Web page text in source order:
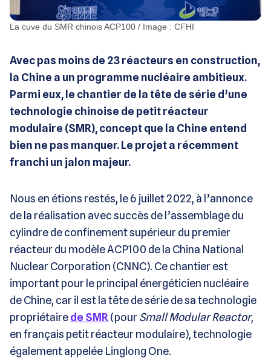
La cuve du SMR chinois ACP100 / Image : CFHI
Avec pas moins de 23 réacteurs en construction,
la Chine a un programme nucléaire ambitieux.
Parmi eux, le chantier de la tête de série d’une
technologie chinoise de petit réacteur
modulaire (SMR), concept que la Chine entend
bien ne pas manquer. Le projet a récemment
franchi un jalon majeur.
Nous en étions restés, le 6 juillet 2022, à l’annonce
de la réalisation avec succès de l’assemblage du
cylindre de confinement supérieur du premier
réacteur du modèle ACP100 de la China National
Nuclear Corporation (CNNC). Ce chantier est
important pour le principal énergéticien nucléaire
de Chine, car il est la tête de série de sa technologie
propriétairede SMR (pourSmall Modular Reactor,
en français petit réacteur modulaire), technologie
également appelée Linglong One.